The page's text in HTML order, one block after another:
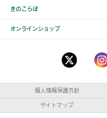
きのこらぼ
オンラインショップ
個人情報保護方針
サイトマップ